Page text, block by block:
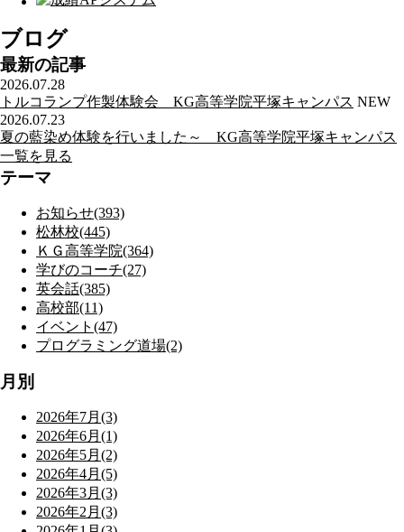
ブログ
最新の記事
2026.07.28
トルコランプ作製体験会 KG高等学院平塚キャンパス NEW
2026.07.23
夏の藍染め体験を行いました～ KG高等学院平塚キャンパス
一覧を見る
テーマ
お知らせ(393)
松林校(445)
ＫＧ高等学院(364)
学びのコーチ(27)
英会話(385)
高校部(11)
イベント(47)
プログラミング道場(2)
月別
2026年7月(3)
2026年6月(1)
2026年5月(2)
2026年4月(5)
2026年3月(3)
2026年2月(3)